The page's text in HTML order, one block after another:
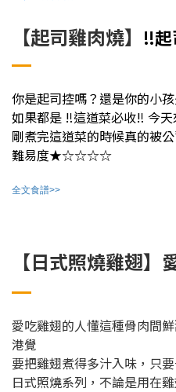
【起司雞肉燒】 ‼️
你是起司控嗎？還是你的小
如果都是 ‼️這道菜必收‼️ 今
剛煮完這道菜的時候真的被
難易度★☆☆☆☆
全文食譜>>
【日式照燒雞翅
愛吃雞翅的人懂這種骨肉間
港覺
要把雞翅煮得多汁入味，只
日式照燒系列，不論是用在